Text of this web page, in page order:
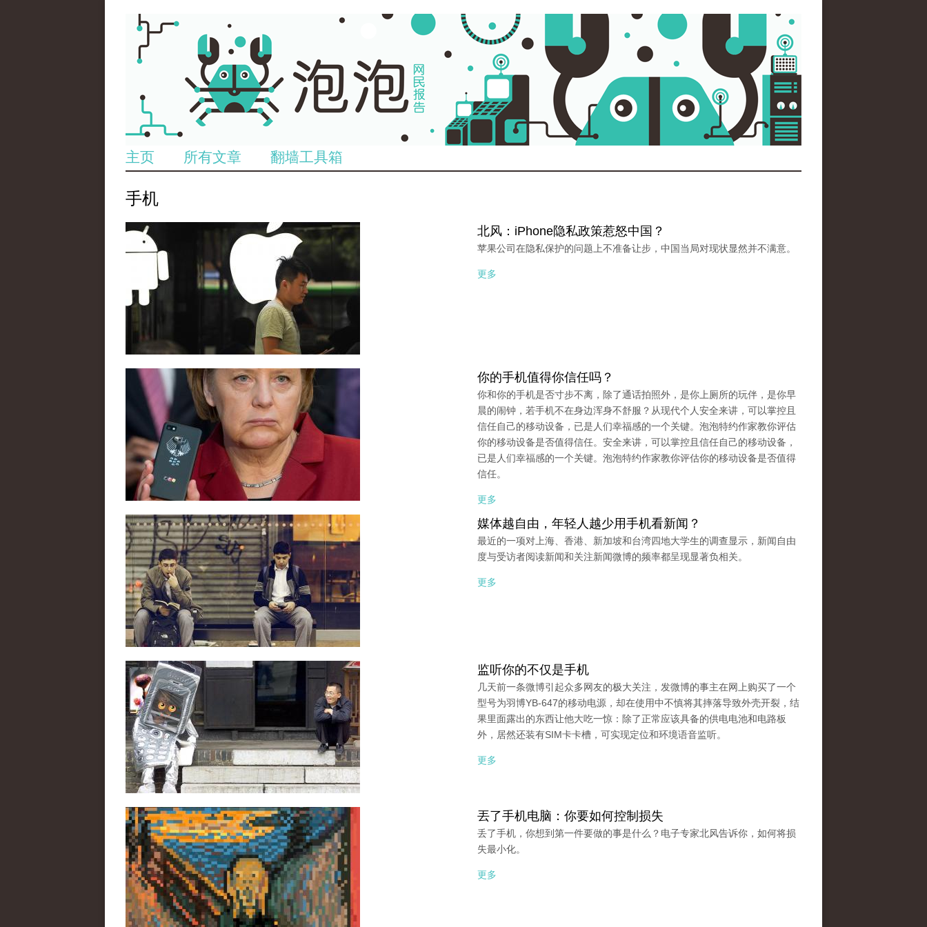
主页 所有文章 翻墙工具箱
手机
北风：iPhone隐私政策惹怒中国？
苹果公司在隐私保护的问题上不准备让步，中国当局对现状显然并不满意。
更多
你的手机值得你信任吗？
你和你的手机是否寸步不离，除了通话拍照外，是你上厕所的玩伴，是你早
晨的闹钟，若手机不在身边浑身不舒服？从现代个人安全来讲，可以掌控且
信任自己的移动设备，已是人们幸福感的一个关键。泡泡特约作家教你评估
你的移动设备是否值得信任。安全来讲，可以掌控且信任自己的移动设备，
已是人们幸福感的一个关键。泡泡特约作家教你评估你的移动设备是否值得
信任。
更多
媒体越自由，年轻人越少用手机看新闻？
最近的一项对上海、香港、新加坡和台湾四地大学生的调查显示，新闻自由
度与受访者阅读新闻和关注新闻微博的频率都呈现显著负相关。
更多
监听你的不仅是手机
几天前一条微博引起众多网友的极大关注，发微博的事主在网上购买了一个
型号为羽博YB-647的移动电源，却在使用中不慎将其摔落导致外壳开裂，结
果里面露出的东西让他大吃一惊：除了正常应该具备的供电电池和电路板
外，居然还装有SIM卡卡槽，可实现定位和环境语音监听。
更多
丟了手机电脑：你要如何控制损失
丢了手机，你想到第一件要做的事是什么？电子专家北风告诉你，如何将损
失最小化。
更多